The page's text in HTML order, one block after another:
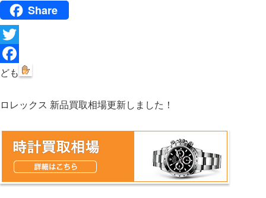
Share
T
w
t
t
F
c
e
o
ども
ロレックス 新品買取相場更新しました！